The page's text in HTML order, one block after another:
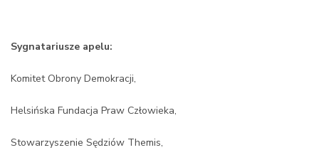
Sygnatariusze apelu:
Komitet Obrony Demokracji,
Helsińska Fundacja Praw Człowieka,
Stowarzyszenie Sędziów Themis,